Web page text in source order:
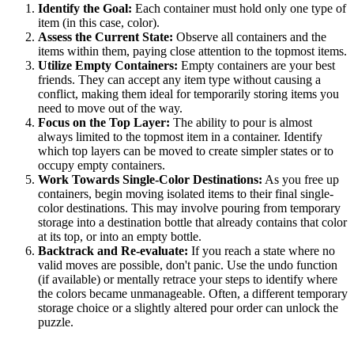
Identify the Goal: Each container must hold only one type of
item (in this case, color).
Assess the Current State: Observe all containers and the
items within them, paying close attention to the topmost items.
Utilize Empty Containers: Empty containers are your best
friends. They can accept any item type without causing a
conflict, making them ideal for temporarily storing items you
need to move out of the way.
Focus on the Top Layer: The ability to pour is almost
always limited to the topmost item in a container. Identify
which top layers can be moved to create simpler states or to
occupy empty containers.
Work Towards Single-Color Destinations: As you free up
containers, begin moving isolated items to their final single-
color destinations. This may involve pouring from temporary
storage into a destination bottle that already contains that color
at its top, or into an empty bottle.
Backtrack and Re-evaluate: If you reach a state where no
valid moves are possible, don't panic. Use the undo function
(if available) or mentally retrace your steps to identify where
the colors became unmanageable. Often, a different temporary
storage choice or a slightly altered pour order can unlock the
puzzle.